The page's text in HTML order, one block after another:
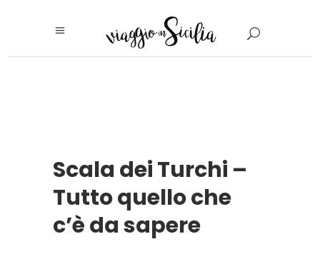
Scala dei Turchi –
Tutto quello che
c’è da sapere